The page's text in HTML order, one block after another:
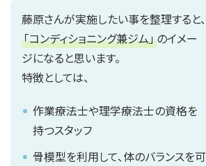
藤原さんが実施したい事を整理すると、
「コンディショニング兼ジム」 のイメー
ジになると思います。
特徴としては、
作業療法士や理学療法士の資格を
持つスタッフ
骨模型を利用して、体のバランスを可